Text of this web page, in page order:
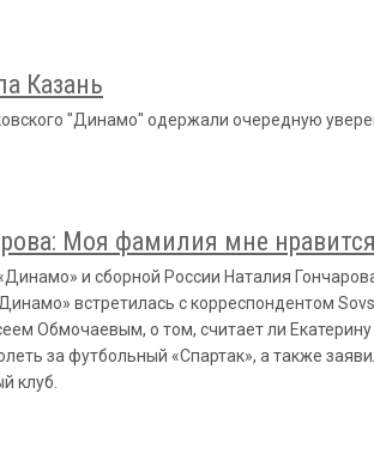
Казань
"Динамо" одержали очередную
Моя фамилия мне
и сборной России Наталия
встретилась с корреспондентом
Обмочаевым, о том, считает ли
за футбольный «Спартак», а также
клуб.